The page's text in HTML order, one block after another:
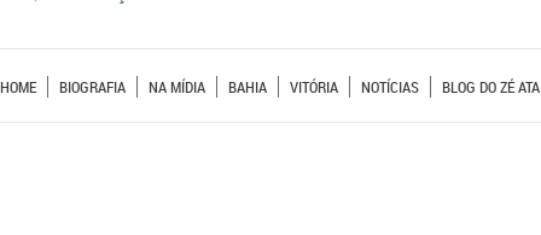
HOME BIOGRAFIA NA MÍDIA BAHIA VITÓRIA NOTÍCIAS BLOG DO ZÉ